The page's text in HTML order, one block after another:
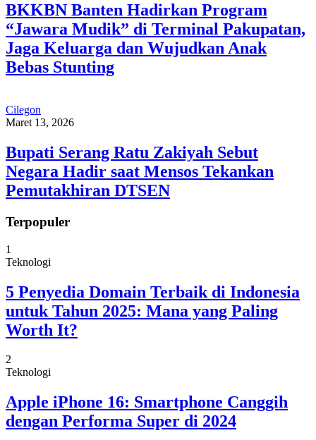
BKKBN Banten Hadirkan Program
“Jawara Mudik” di Terminal Pakupatan,
Jaga Keluarga dan Wujudkan Anak
Bebas Stunting
Cilegon
Maret 13, 2026
Bupati Serang Ratu Zakiyah Sebut
Negara Hadir saat Mensos Tekankan
Pemutakhiran DTSEN
Terpopuler
1
Teknologi
5 Penyedia Domain Terbaik di Indonesia
untuk Tahun 2025: Mana yang Paling
Worth It?
2
Teknologi
Apple iPhone 16: Smartphone Canggih
dengan Performa Super di 2024